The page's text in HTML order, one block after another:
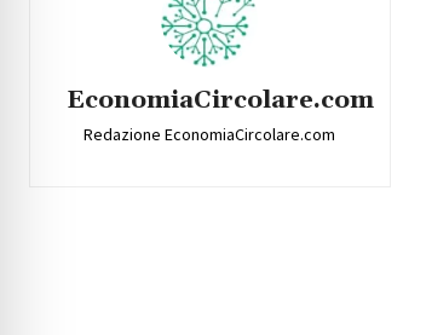
EconomiaCircolare.com
Redazione EconomiaCircolare.com